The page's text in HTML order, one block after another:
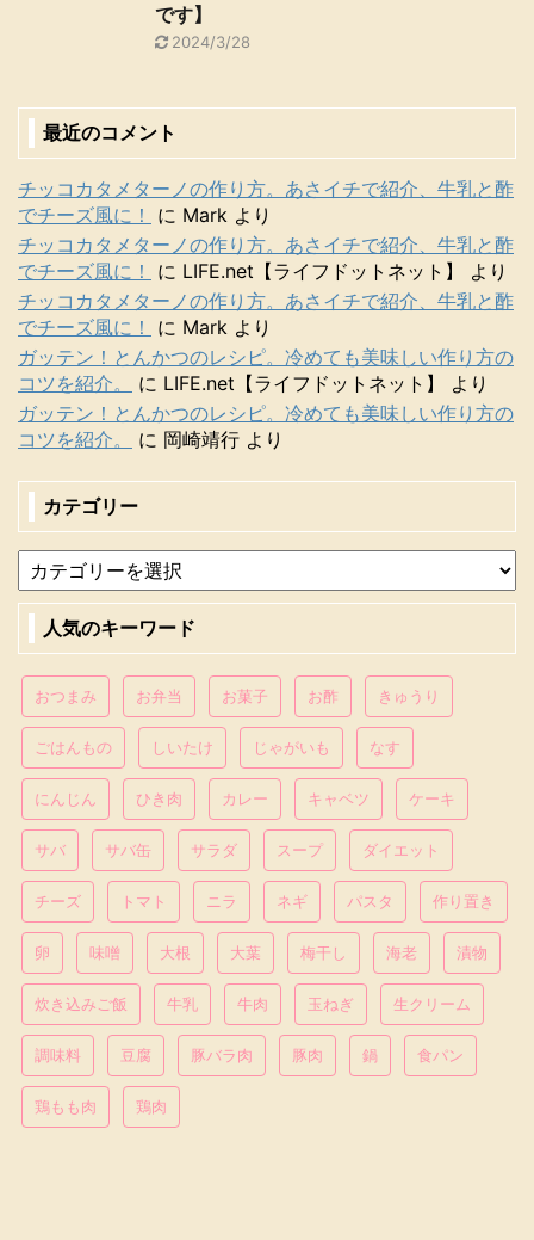
です】
2024/3/28
最近のコメント
チッコカタメターノの作り方。あさイチで紹介、牛乳と酢
でチーズ風に！
に Mark より
チッコカタメターノの作り方。あさイチで紹介、牛乳と酢
でチーズ風に！
に LIFE.net【ライフドットネット】
より
チッコカタメターノの作り方。あさイチで紹介、牛乳と酢
でチーズ風に！
に Mark より
ガッテン！とんかつのレシピ。冷めても美味しい作り方の
コツを紹介。
に LIFE.net【ライフドットネット】
より
ガッテン！とんかつのレシピ。冷めても美味しい作り方の
コツを紹介。
に 岡崎靖行 より
カテゴリー
人気のキーワード
おつまみ お弁当 お菓子 お酢 きゅうり
ごはんもの しいたけ じゃがいも なす
にんじん ひき肉 カレー キャベツ ケーキ
サバ サバ缶 サラダ スープ ダイエット
チーズ トマト ニラ ネギ パスタ 作り置き
卵 味噌 大根 大葉 梅干し 海老 漬物
炊き込みご飯 牛乳 牛肉 玉ねぎ 生クリーム
調味料 豆腐 豚バラ肉 豚肉 鍋 食パン
鶏もも肉 鶏肉